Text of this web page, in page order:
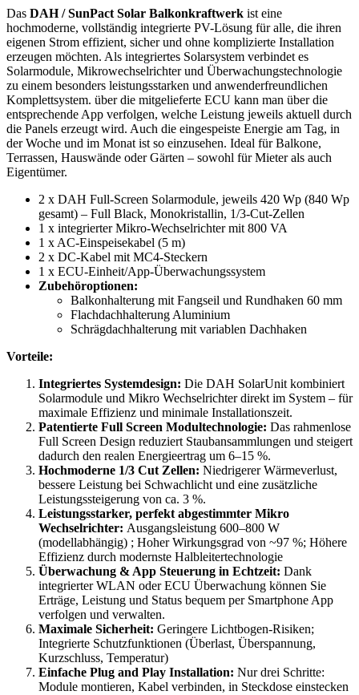
Das DAH / SunPact Solar Balkonkraftwerk ist eine
hochmoderne, vollständig integrierte PV-Lösung für alle, die ihren
eigenen Strom effizient, sicher und ohne komplizierte Installation
erzeugen möchten. Als integriertes Solarsystem verbindet es
Solarmodule, Mikrowechselrichter und Überwachungstechnologie
zu einem besonders leistungsstarken und anwenderfreundlichen
Komplettsystem. über die mitgelieferte ECU kann man über die
entsprechende App verfolgen, welche Leistung jeweils aktuell durch
die Panels erzeugt wird. Auch die eingespeiste Energie am Tag, in
der Woche und im Monat ist so einzusehen. Ideal für Balkone,
Terrassen, Hauswände oder Gärten – sowohl für Mieter als auch
Eigentümer.
2 x DAH Full-Screen Solarmodule, jeweils 420 Wp (840 Wp
gesamt) – Full Black, Monokristallin, 1/3-Cut-Zellen
1 x integrierter Mikro-Wechselrichter mit 800 VA
1 x AC-Einspeisekabel (5 m)
2 x DC-Kabel mit MC4-Steckern
1 x ECU-Einheit/App-Überwachungssystem
Zubehöroptionen:
Balkonhalterung mit Fangseil und Rundhaken 60 mm
Flachdachhalterung Aluminium
Schrägdachhalterung mit variablen Dachhaken
Vorteile:
Integriertes Systemdesign: Die DAH SolarUnit kombiniert
Solarmodule und Mikro Wechselrichter direkt im System – für
maximale Effizienz und minimale Installationszeit.
Patentierte Full Screen Modultechnologie: Das rahmenlose
Full Screen Design reduziert Staubansammlungen und steigert
dadurch den realen Energieertrag um 6–15 %.
Hochmoderne 1/3 Cut Zellen: Niedrigerer Wärmeverlust,
bessere Leistung bei Schwachlicht und eine zusätzliche
Leistungssteigerung von ca. 3 %.
Leistungsstarker, perfekt abgestimmter Mikro
Wechselrichter: Ausgangsleistung 600–800 W
(modellabhängig) ; Hoher Wirkungsgrad von ~97 %; Höhere
Effizienz durch modernste Halbleitertechnologie
Überwachung & App Steuerung in Echtzeit: Dank
integrierter WLAN oder ECU Überwachung können Sie
Erträge, Leistung und Status bequem per Smartphone App
verfolgen und verwalten.
Maximale Sicherheit: Geringere Lichtbogen-Risiken;
Integrierte Schutzfunktionen (Überlast, Überspannung,
Kurzschluss, Temperatur)
Einfache Plug and Play Installation: Nur drei Schritte:
Module montieren, Kabel verbinden, in Steckdose einstecken